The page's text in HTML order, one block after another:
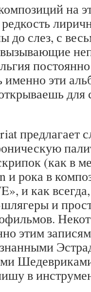
на
до слез, с
именно эти
предлагает
(как в
и рока в
и как
и
этим
в